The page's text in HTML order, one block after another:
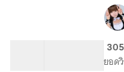
เวทมนตร์
305
ยอด